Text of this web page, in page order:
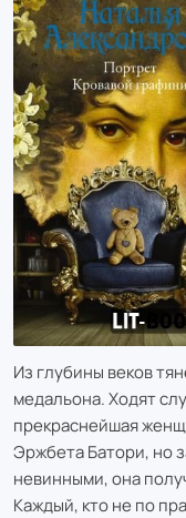
Из глубины веков
медальона. Ходят
прекраснейшая
Эржбета Батори, но
невинными, она
Каждый, кто не по